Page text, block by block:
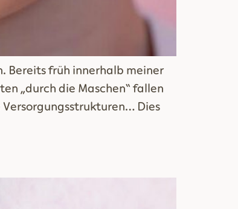
Bereits früh innerhalb meiner
„durch die Maschen“ fallen
Dies